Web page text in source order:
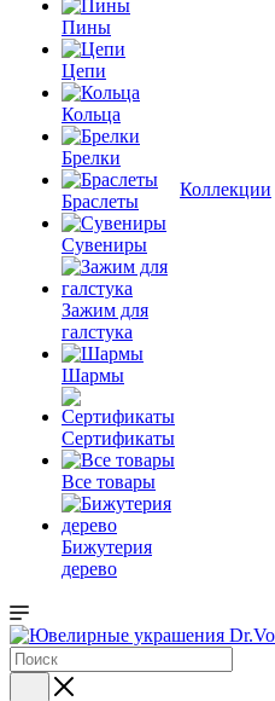
Пины
Цепи
Кольца
Брелки
Браслеты
Сувениры
Зажим для
галстука
Шармы
Сертификаты
Все товары
Бижутерия
дерево
Коллекции